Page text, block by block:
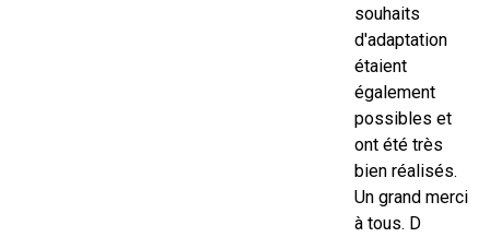
souhaits
d'adaptation
étaient
également
possibles et
ont été très
bien réalisés.
Un grand merci
à tous. D